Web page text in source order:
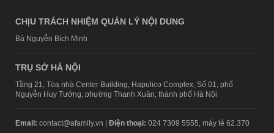
CHỊU TRÁCH NHIỆM QUẢN LÝ NỘI DUNG
Bà Nguyễn Bích Minh
TRỤ SỞ HÀ NỘI
Tầng 21, Tòa nhà Center Building, Hapulico Complex, Số 01, phố
Nguyễn Huy Tưởng, phường Thanh Xuân, thành phố Hà Nội
Email: contact@afamily.vn | Điện thoại: 024 7309 5555, máy lẻ 62.370